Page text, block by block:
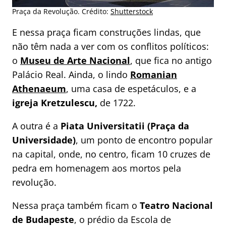
Praça da Revolução. Crédito: Shutterstock
E nessa praça ficam construções lindas, que
não têm nada a ver com os conflitos políticos:
o Museu de Arte Nacional, que fica no antigo
Palácio Real. Ainda, o lindo Romanian
Athenaeum, uma casa de espetáculos, e a
igreja Kretzulescu, de 1722.
A outra é a Piata Universitatii (Praça da
Universidade), um ponto de encontro popular
na capital, onde, no centro, ficam 10 cruzes de
pedra em homenagem aos mortos pela
revolução.
Nessa praça também ficam o Teatro Nacional
de Budapeste, o prédio da Escola de